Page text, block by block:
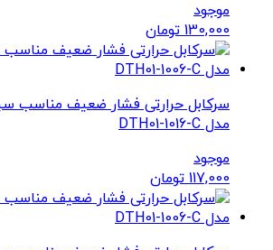
موجود
130,000 تومان
مدل DTH01-1016-C
موجود
117,000 تومان